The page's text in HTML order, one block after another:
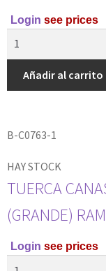
B-C0763-1
Login see prices
Añadir al carrito
HAY STOCK
TUERCA
(GRANDE)
Login see prices